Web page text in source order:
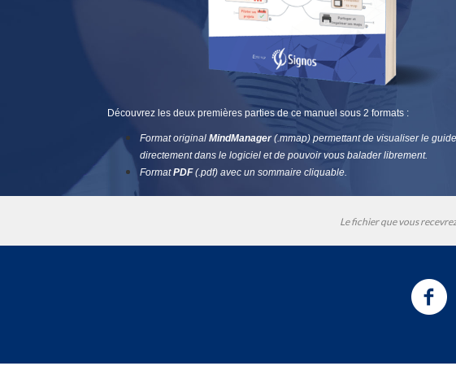
Découvrez les deux premières parties de ce manuel sous 2 formats :
Format original MindManager(.mmap) permettant de visualiser le guide
directement dans le logiciel et de pouvoir vous balader librement.
FormatPDF(.pdf) avec un sommaire cliquable.
Le fichier que vous